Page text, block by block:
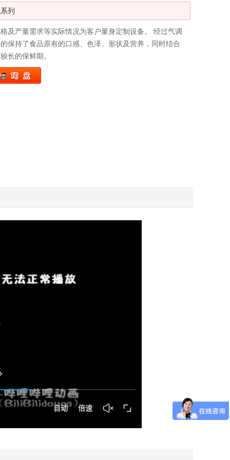
列
及产量需求等实际情况为客户量身定制设备。 经过气调
保持了食品原有的口感、色泽、形状及营养，同时结合
长的保鲜期。